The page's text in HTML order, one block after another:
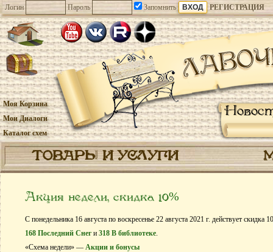
Логин Пароль Запомнить РЕГИСТРАЦИЯ
Моя Корзина
Мои Диалоги
Каталог схем
ТОВАРЫ И УСЛУГИ
Акция недели, скидка 10%
С понедельника 16 августа по воскресенье 22 августа 2021 г. действует скидка
168 Последний Снеги 318 В библиотеке.
«Схема недели» — Акции и бонусы